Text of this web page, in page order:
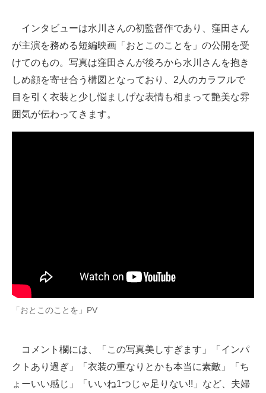
IT製品の技術・比較・事例
製造業のIT導入・活用を支援
モノづくり技術者専門サイト
電子設計の基本と応用
インタビューは水川さんの初監督作であり、窪田さん
が主演を務める短編映画「おとこのことを」の公開を受
けてのもの。写真は窪田さんが後ろから水川さんを抱き
しめ顔を寄せ合う構図となっており、2人のカラフルで
目を引く衣装と少し悩ましげな表情も相まって艶美な雰
囲気が伝わってきます。
「おとこのことを」PV
コメント欄には、「この写真美しすぎます」「インパ
クトあり過ぎ」「衣装の重なりとかも本当に素敵」「ち
ょーいい感じ」「いいね1つじゃ足りない!!」など、夫婦